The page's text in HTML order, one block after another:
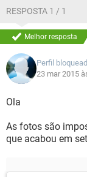
RESPOSTA 1 / 1
Melhor resposta
Perfil
23 mar 2015
Ola
As fotos são
que acabou em